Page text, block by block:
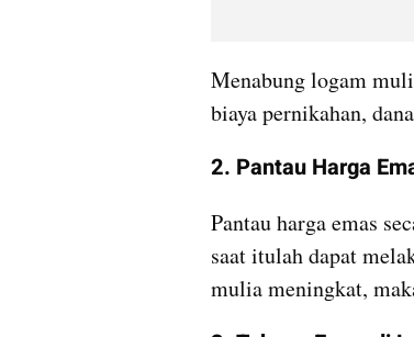
Menabung logam
biaya pernikahan,
2. Pantau Harga
Pantau harga emas
saat itulah dapat
mulia meningkat,